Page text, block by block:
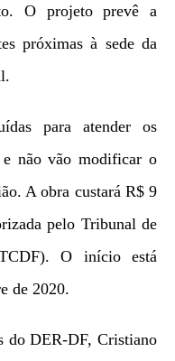
O projeto prevê a
próximas à sede da
para atender os
não vão modificar o
A obra custará R$ 9
pelo Tribunal de
O início está
de 2020.
do DER-DF, Cristiano